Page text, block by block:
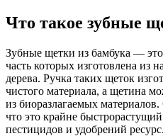
Что такое зубные
Зубные щетки из бамбука —
часть которых изготовлена из
дерева. Ручка таких щеток
чистого материала, а щетина
из биоразлагаемых
что это крайне
пестицидов и удобрений ресурс.